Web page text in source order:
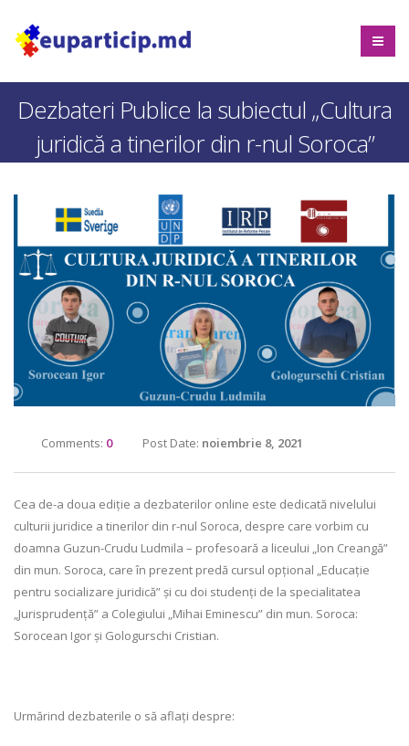
Dezbateri Publice la subiectul „Cultura
juridică a tinerilor din r-nul Soroca”
Comments: 0 Post Date: noiembrie 8, 2021
Cea de-a doua ediție a dezbaterilor online este dedicată nivelului
culturii juridice a tinerilor din r-nul Soroca, despre care vorbim cu
doamna Guzun-Crudu Ludmila – profesoară a liceului „Ion Creangă”
din mun. Soroca, care în prezent predă cursul opțional „Educație
pentru socializare juridică” și cu doi studenți de la specialitatea
„Jurisprudență” a Colegiului „Mihai Eminescu” din mun. Soroca:
Sorocean Igor și Gologurschi Cristian.
Urmărind dezbaterile o să aflați despre: